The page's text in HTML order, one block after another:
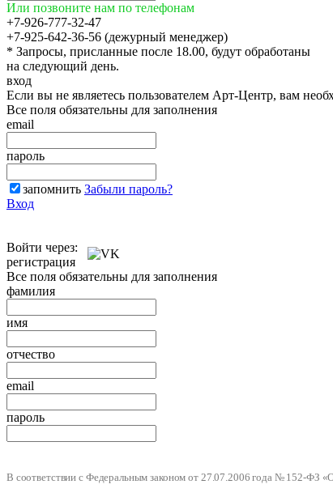
Или позвоните нам по телефонам
+7-926-777-32-47
+7-925-642-36-56 (дежурный менеджер)
* Запросы, присланные после 18.00, будут обработаны
на следующий день.
вход
Если вы не являетесь пользователем Арт-Центр, вам
Все поля обязательны для заполнения
email
пароль
запомнить Забыли пароль?
Вход
Войти через:
регистрация
Все поля обязательны для заполнения
фамилия
имя
отчество
email
пароль
В соответствии с Федеральным законом от 27.07.2006 года № 152-ФЗ